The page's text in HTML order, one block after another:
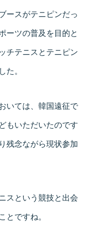
ースがテニピンだっ
ーツの普及を目的と
チテニスとテニピン
た。
いては、韓国遠征で
もいただいたのです
残念ながら現状参加
スという競技と出会
とですね。